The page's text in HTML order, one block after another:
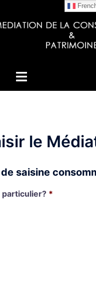
le
saisine
particulier? *